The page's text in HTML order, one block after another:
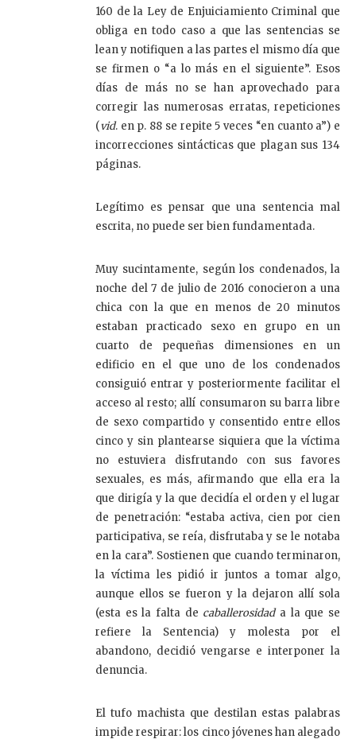
160 de la Ley de Enjuiciamiento Criminal que
obliga en todo caso a que las sentencias se
lean y notifiquen a las partes el mismo día que
se firmen o “a lo más en el siguiente”. Esos
días de más no se han aprovechado para
corregir las numerosas erratas, repeticiones
(vid. en p. 88 se repite 5 veces “en cuanto a”) e
incorrecciones sintácticas que plagan sus 134
páginas.
Legítimo es pensar que una sentencia mal
escrita, no puede ser bien fundamentada.
Muy sucintamente, según los condenados, la
noche del 7 de julio de 2016 conocieron a una
chica con la que en menos de 20 minutos
estaban practicado sexo en grupo en un
cuarto de pequeñas dimensiones en un
edificio en el que uno de los condenados
consiguió entrar y posteriormente facilitar el
acceso al resto; allí consumaron su barra libre
de sexo compartido y consentido entre ellos
cinco y sin plantearse siquiera que la víctima
no estuviera disfrutando con sus favores
sexuales, es más, afirmando que ella era la
que dirigía y la que decidía el orden y el lugar
de penetración: “estaba activa, cien por cien
participativa, se reía, disfrutaba y se le notaba
en la cara”. Sostienen que cuando terminaron,
la víctima les pidió ir juntos a tomar algo,
aunque ellos se fueron y la dejaron allí sola
(esta es la falta de caballerosidada la que se
refiere la Sentencia) y molesta por el
abandono, decidió vengarse e interponer la
denuncia.
El tufo machista que destilan estas palabras
impide respirar: los cinco jóvenes han alegado